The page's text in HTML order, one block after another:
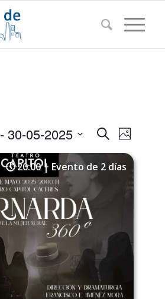
de
y
vistas
Eventos
Buscar
de
vistas
de
Evento
Foto
- 30-05-2025
20:00 | Evento de 2 días